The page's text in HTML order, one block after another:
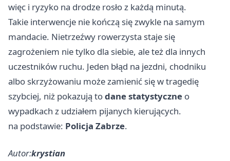
więc i ryzyko na drodze rosło z każdą minutą.
Takie interwencje nie kończą się zwykle na samym
mandacie. Nietrzeźwy rowerzysta staje się
zagrożeniem nie tylko dla siebie, ale też dla innych
uczestników ruchu. Jeden błąd na jezdni, chodniku
albo skrzyżowaniu może zamienić się w tragedię
szybciej, niż pokazują todane statystyczne o
wypadkach z udziałem pijanych kierujących.
na podstawie: Policja Zabrze.
Autor:krystian